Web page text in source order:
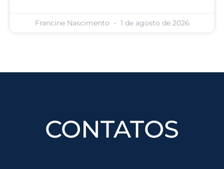
Francine Nascimento 1 de agosto de 2026
CONTATOS